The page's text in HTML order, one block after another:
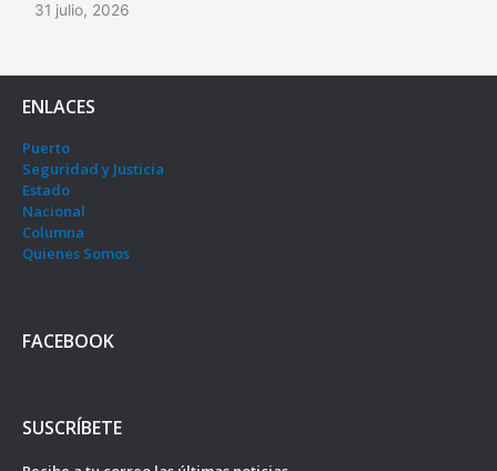
31 julio, 2026
ENLACES
Puerto
Seguridad y Justicia
Estado
Nacional
Columna
Quienes Somos
FACEBOOK
SUSCRÍBETE